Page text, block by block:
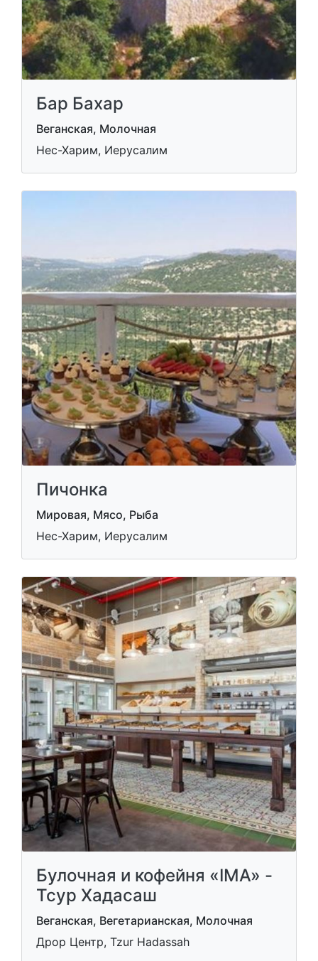
Бар Бахар
Веганская, Молочная
Нес-Харим, Иерусалим
Пичонка
Мировая, Мясо, Рыба
Нес-Харим, Иерусалим
Булочная и кофейня «IMA» -
Тсур Хадасаш
Веганская, Вегетарианская, Молочная
Дрор Центр, Tzur Hadassah